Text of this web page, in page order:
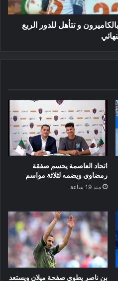
بالكاميرون و تتأهل للدور الربع
اتحاد العاصمة يحسم صفقة
رمضاوي ويضمه لثلاثة مواسم
منذ 19 ساعة
بن ناصر يطوي صفحة ميلان ويستعد